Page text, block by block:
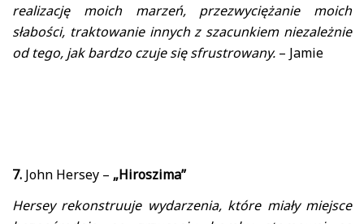
realizację moich marzeń, przezwyciężanie moich
słabości, traktowanie innych z szacunkiem niezależnie
od tego, jak bardzo czuje się sfrustrowany. – Jamie
7. John Hersey – „Hiroszima”
Hersey rekonstruuje wydarzenia, które miały miejsce